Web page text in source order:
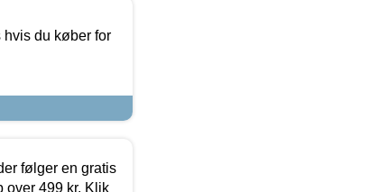
hvis du køber for
følger en gratis
over 499 kr. Klik